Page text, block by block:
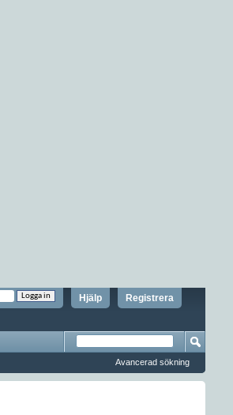
Registrera
Hjälp
Avancerad sökning